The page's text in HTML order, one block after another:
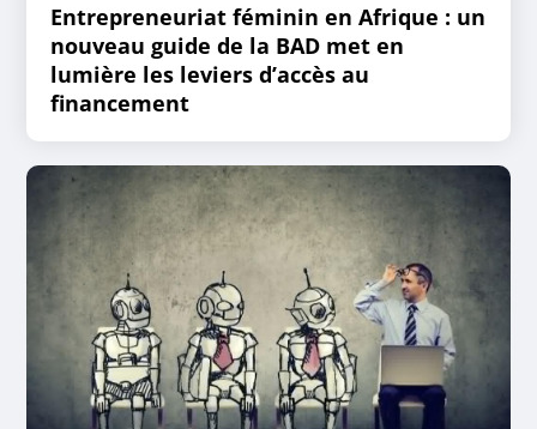
Entrepreneuriat féminin en Afrique : un
nouveau guide de la BAD met en
lumière les leviers d’accès au
financement